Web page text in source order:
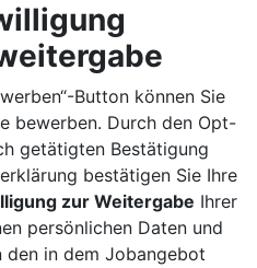
Button können Sie
bewerben. Durch den Opt-
getätigten Bestätigung
bestätigen Sie Ihre
zur Weitergabe Ihrer
persönlichen Daten und
den in dem Jobangebot